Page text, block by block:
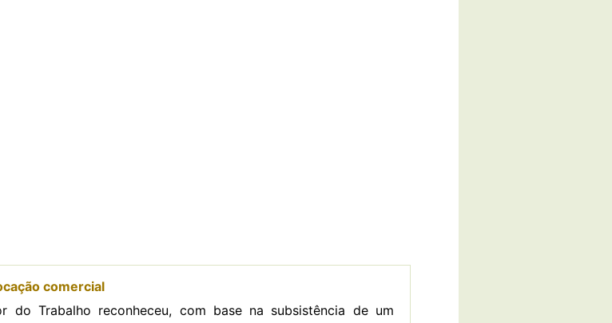
comercial
do Trabalho reconheceu, com base na subsistência de um